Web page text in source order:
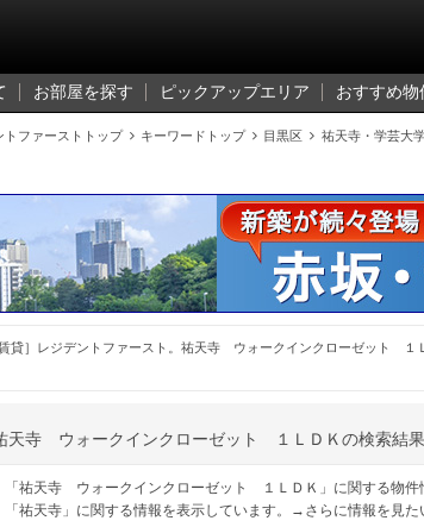
お部屋を探す ピックアップエリア おすすめ物
トファーストトップ  キーワードトップ  目黒区  祐天寺・学芸大
貸］レジデントファースト。祐天寺 ウォークインクローゼット １
天寺 ウォークインクローゼット １ＬＤＫの検索結果
「祐天寺 ウォークインクローゼット １ＬＤＫ」に関する物件
「祐天寺」に関する情報を表示しています。→さらに情報を見た